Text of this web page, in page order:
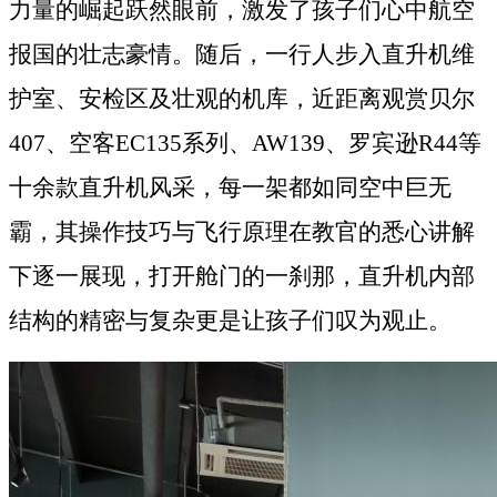
力量的崛起跃然眼前，激发了孩子们心中航空
报国的壮志豪情。随后，一行人步入直升机维
护室、安检区及壮观的机库，近距离观赏贝尔
407、空客EC135系列 、 AW139、罗宾逊R44等
十余款直升机风采 ，每一架都如同空中巨无
霸，其操作技巧与飞行原理在教官的悉心讲解
下逐一展现，打开舱门的一刹那，直升机内部
结构的精密与复杂更是让孩子们叹为观止。